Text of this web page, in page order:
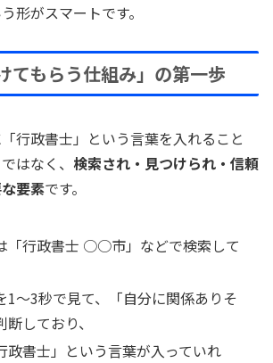
形がスマートです。
てもらう仕組み」の第一歩
行政書士」という言葉を入れること
はなく、 検索され・見つけられ・信頼
要素です。
「行政書士 ○○市」などで検索して
1～3秒で見て、「自分に関係ありそ
しており、
政書士」という言葉が入っていれ